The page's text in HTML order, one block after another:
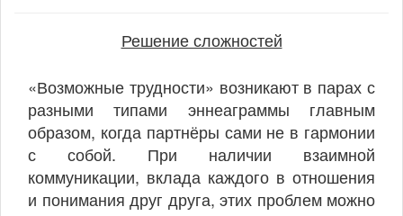
Решение сложностей
«Возможные трудности» возникают в парах с
разными типами эннеаграммы главным
образом, когда партнёры сами не в гармонии
с собой. При наличии взаимной
коммуникации, вклада каждого в отношения
и понимания друг друга, этих проблем можно